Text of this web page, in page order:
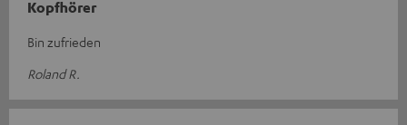
Kopfhörer
Bin zufrieden
Roland R.